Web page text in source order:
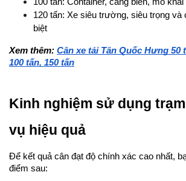
120 tấn: Xe siêu trường, siêu trọng và
biệt
Xem thêm: Cân xe tải Tân Quốc Hưng 50
100 tấn, 150 tấn
Kinh nghiệm sử dụng
vụ hiệu quả
Để kết quả cân đạt độ chính xác cao nhất,
điểm sau: